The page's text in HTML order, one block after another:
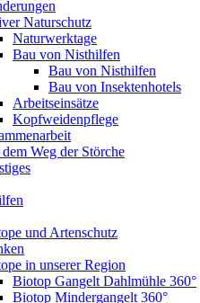
Naturschutz
Naturwerktage
Bau von Nisthilfen
Bau von Nisthilfen
Bau von Insektenhotels
Arbeitseinsätze
Kopfweidenpflege
Weg der Störche
und Artenschutz
in unserer Region
Biotop Gangelt Dahlmühle 360°
Biotop Mindergangelt 360°